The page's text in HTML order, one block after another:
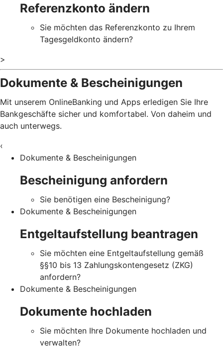
Referenzkonto ändern
Sie möchten das Referenzkonto zu Ihrem
Tagesgeldkonto ändern?
>
Dokumente & Bescheinigungen
Mit unserem OnlineBanking und Apps erledigen Sie Ihre
Bankgeschäfte sicher und komfortabel. Von daheim und
auch unterwegs.
‹
Dokumente & Bescheinigungen
Bescheinigung anfordern
Sie benötigen eine Bescheinigung?
Dokumente & Bescheinigungen
Entgeltaufstellung beantragen
Sie möchten eine Entgeltaufstellung gemäß
§§10 bis 13 Zahlungskontengesetz (ZKG)
anfordern?
Dokumente & Bescheinigungen
Dokumente hochladen
Sie möchten Ihre Dokumente hochladen und
verwalten?